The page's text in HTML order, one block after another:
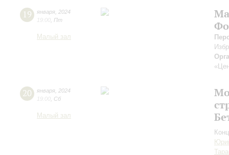
19 января 2024
19:00 Пт
Малый зал
20 января 2024
19:00 Сб
Малый зал